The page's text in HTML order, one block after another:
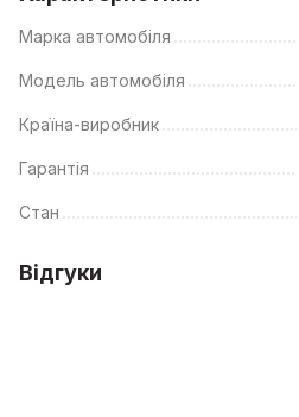
Марка автомобіля
Модель автомобіля
Країна-виробник
Гарантія
Стан
Відгуки